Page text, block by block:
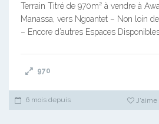
Terrain Titré de 970m² à vendre à
Manassa, vers Ngoantet – Non loin
– Encore d’autres Espaces
970
6 mois depuis J'aime